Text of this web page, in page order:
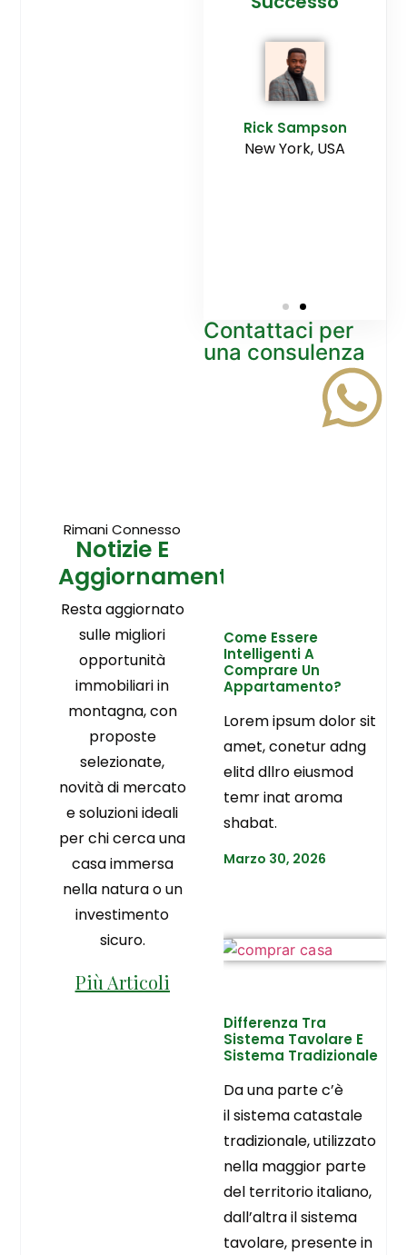
Rick Sampson
New York, USA
Contattaci per
una consulenza
Rimani Connesso
Notizie E
Aggiornamenti
Resta aggiornato
sulle migliori
opportunità
immobiliari in
montagna, con
proposte
selezionate,
novità di mercato
e soluzioni ideali
per chi cerca una
casa immersa
nella natura o un
investimento
sicuro.
Più Articoli
Come Essere
Intelligenti A
Comprare Un
Appartamento?
Lorem ipsum dolor sit
amet, conetur adng
elitd dllro eiusmod
temr inat aroma
shabat.
Marzo 30, 2026
Differenza Tra
Sistema Tavolare E
Sistema Tradizionale
Da una parte c’è
il sistema catastale
tradizionale, utilizzato
nella maggior parte
del territorio italiano,
dall’altra il sistema
tavolare, presente in